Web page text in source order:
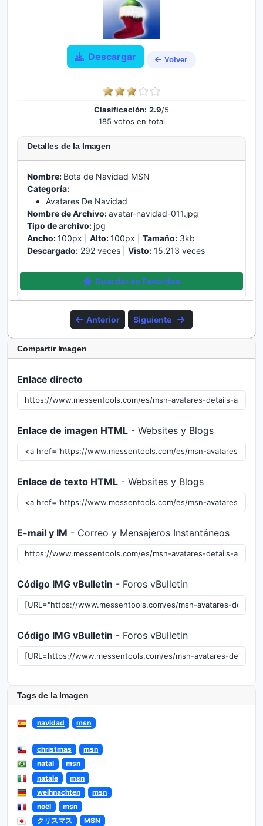
Descargar Volver
Clasificación: 2.9/5
185 votos en total
Detalles de la Imagen
Nombre: Bota de Navidad MSN
Categoría:
Avatares De Navidad
Nombre de Archivo:avatar-navidad-011.jpg
Tipo de archivo: jpg
Ancho:100px | Alto:100px | Tamaño: 3kb
Descargado: 292 veces | Visto: 15.213 veces
Guardar en Favoritos
Anterior Siguiente
Compartir Imagen
Enlace directo
Enlace de imagen HTML - Websites y Blogs
Enlace de texto HTML - Websites y Blogs
E-mail y IM - Correo y Mensajeros Instantáneos
Código IMG vBulletin - Foros vBulletin
Código IMG vBulletin - Foros vBulletin
Tags de la Imagen
navidad msn
christmas
msn
natal
msn
natale
msn
weihnachten
msn
noël
msn
クリスマス
MSN